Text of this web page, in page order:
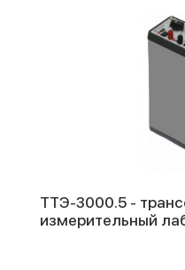
ТТЭ-3000.5 -
измерительный